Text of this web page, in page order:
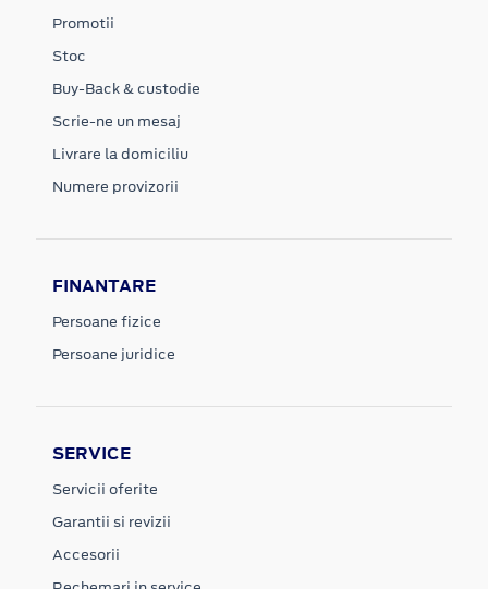
Promotii
Stoc
Buy-Back & custodie
Scrie-ne un mesaj
Livrare la domiciliu
Numere provizorii
FINANTARE
Persoane fizice
Persoane juridice
SERVICE
Servicii oferite
Garantii si revizii
Accesorii